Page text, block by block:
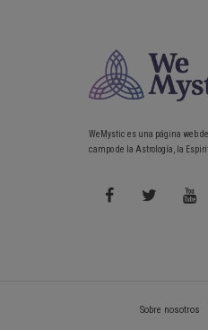
WeMystic es una página web
campo de la Astrología, la
Sobre nosotros